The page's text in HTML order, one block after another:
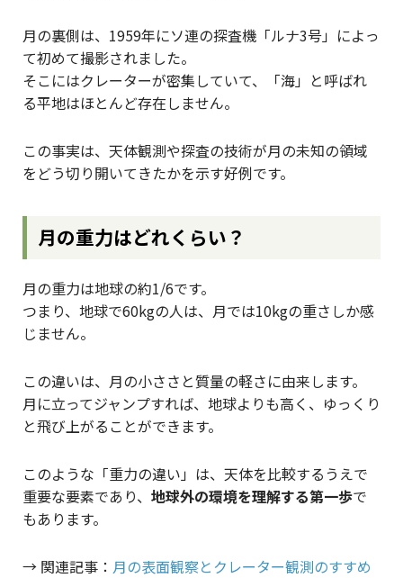
月の裏側は、1959年にソ連の探査機「ルナ3号」によっ
て初めて撮影されました。
そこにはクレーターが密集していて、「海」と呼ばれ
る平地はほとんど存在しません。
この事実は、天体観測や探査の技術が月の未知の領域
をどう切り開いてきたかを示す好例です。
月の重力はどれくらい？
月の重力は地球の約1/6です。
つまり、地球で60kgの人は、月では10kgの重さしか感
じません。
この違いは、月の小ささと質量の軽さに由来します。
月に立ってジャンプすれば、地球よりも高く、ゆっくり
と飛び上がることができます。
このような「重力の違い」は、天体を比較するうえで
重要な要素であり、 地球外の環境を理解する第一歩で
もあります。
→ 関連記事： 月の表面観察とクレーター観測のすすめ